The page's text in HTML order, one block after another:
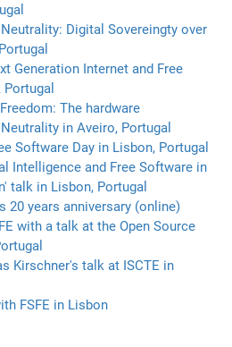
Digital Sovereingty over
Generation Internet and Free
The hardware
in Aveiro, Portugal
Software Day in Lisbon, Portugal
Intelligence and Free Software in
talk in Lisbon, Portugal
20 years anniversary (online)
with a talk at the Open Source
Kirschner's talk at ISCTE in
FSFE in Lisbon